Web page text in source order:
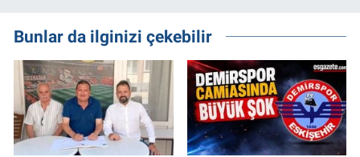
Bunlar da ilginizi çekebilir